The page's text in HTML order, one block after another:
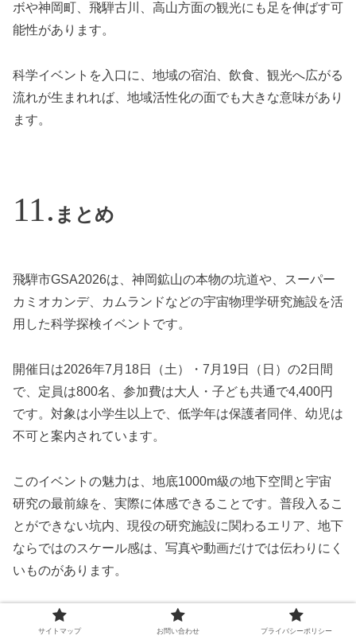
ボや神岡町、飛騨古川、高山方面の観光にも足を伸ばす可
能性があります。
科学イベントを入口に、地域の宿泊、飲食、観光へ広がる
流れが生まれれば、地域活性化の面でも大きな意味があり
ます。
まとめ
飛騨市GSA2026は、神岡鉱山の本物の坑道や、スーパー
カミオカンデ、カムランドなどの宇宙物理学研究施設を活
用した科学探検イベントです。
開催日は2026年7月18日（土）・7月19日（日）の2日間
で、定員は800名、参加費は大人・子ども共通で4,400円
です。対象は小学生以上で、低学年は保護者同伴、幼児は
不可と案内されています。
このイベントの魅力は、地底1000m級の地下空間と宇宙
研究の最前線を、実際に体感できることです。普段入るこ
とができない坑内、現役の研究施設に関わるエリア、地下
ならではのスケール感は、写真や動画だけでは伝わりにく
いものがあります。
また、GSA2026は地域資源の使い方としても注目されま
す。鉱山の歴史、最先端科学、カミオカラボ、地域ボラン
サイトマップ お問い合わせ プライバシーポリシー